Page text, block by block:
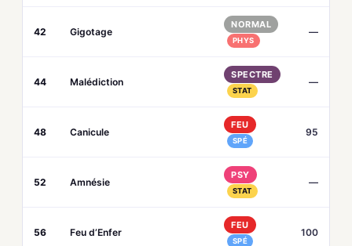
42 Gigotage
NORMAL
PHYS
—
44 Malédiction
SPECTRE
STAT
—
48 Canicule
FEU
SPÉ
95
52 Amnésie
PSY
STAT
—
56 Feu d’Enfer
FEU
SPÉ
100